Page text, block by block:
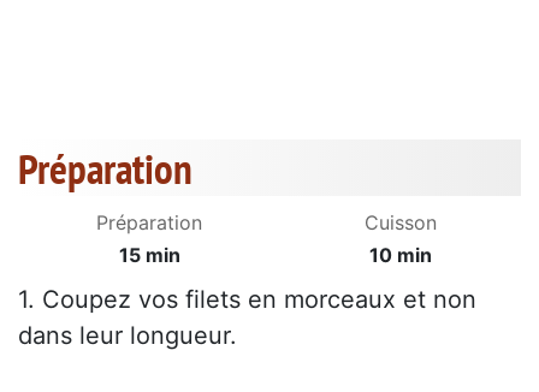
Préparation
Préparation
15 min
Cuisson
10 min
1. Coupez vos filets en morceaux et non
dans leur longueur.